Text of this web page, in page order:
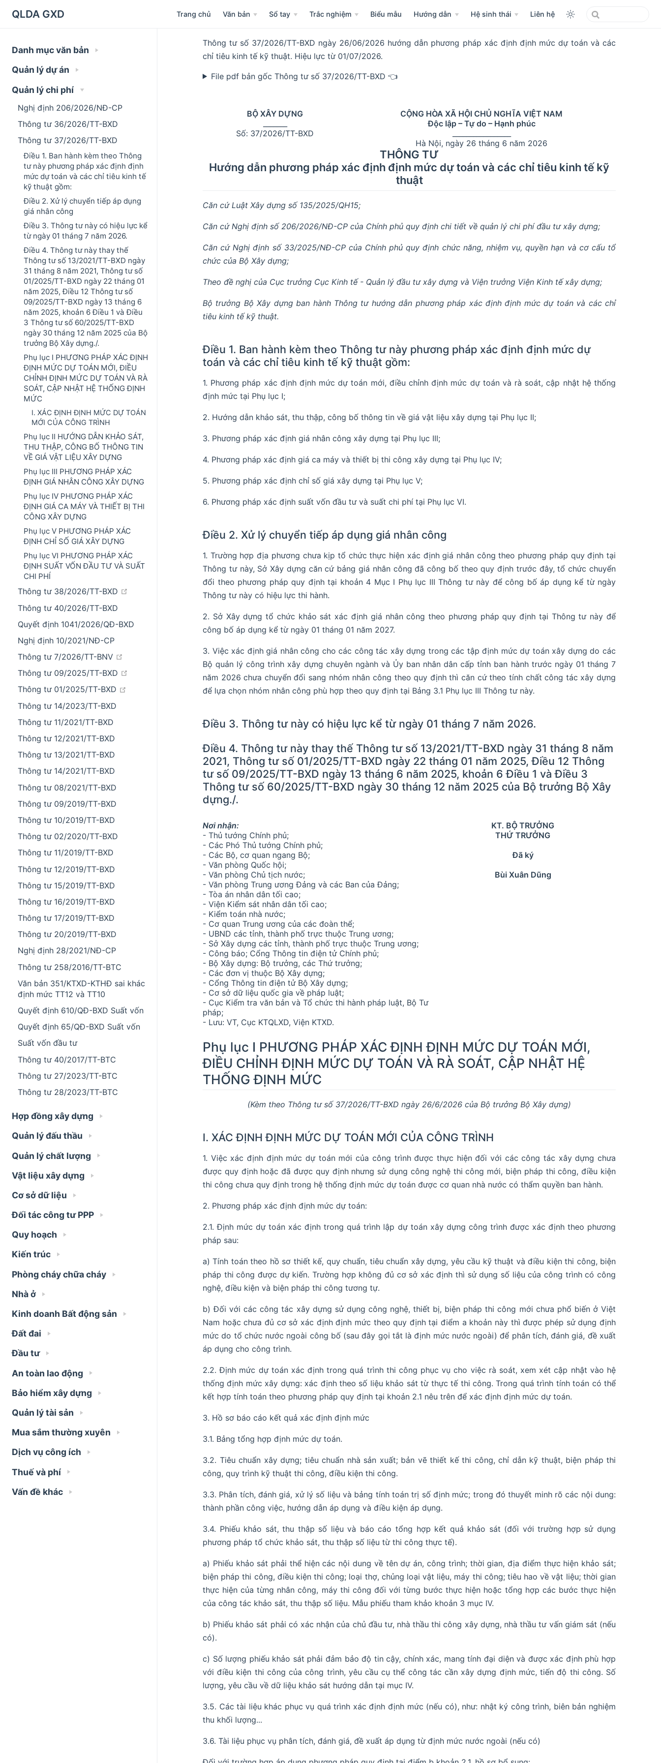
QLDA GXD Trang chủ Văn bản Sổ tay Trắc nghiệm Biểu mẫu Hướng dẫn Hệ sinh thái Liên hệ
Danh mục văn bản
Quản lý dự án
Quản lý chi phí
Nghị định 206/2026/NĐ-CP
Thông tư 36/2026/TT-BXD
Thông tư 37/2026/TT-BXD
Điều 1. Ban hành kèm theo Thông
tư này phương pháp xác định định
mức dự toán và các chỉ tiêu kinh tế
kỹ thuật gồm:
Điều 2. Xử lý chuyển tiếp áp dụng
giá nhân công
Điều 3. Thông tư này có hiệu lực kể
từ ngày 01 tháng 7 năm 2026.
Điều 4. Thông tư này thay thế
Thông tư số 13/2021/TT-BXD ngày
31 tháng 8 năm 2021, Thông tư số
01/2025/TT-BXD ngày 22 tháng 01
năm 2025, Điều 12 Thông tư số
09/2025/TT-BXD ngày 13 tháng 6
năm 2025, khoản 6 Điều 1 và Điều
3 Thông tư số 60/2025/TT-BXD
ngày 30 tháng 12 năm 2025 của Bộ
trưởng Bộ Xây dựng./.
Phụ lục I PHƯƠNG PHÁP XÁC ĐỊNH
ĐỊNH MỨC DỰ TOÁN MỚI, ĐIỀU
CHỈNH ĐỊNH MỨC DỰ TOÁN VÀ RÀ
SOÁT, CẬP NHẬT HỆ THỐNG ĐỊNH
MỨC
I. XÁC ĐỊNH ĐỊNH MỨC DỰ TOÁN
MỚI CỦA CÔNG TRÌNH
Phụ lục II HƯỚNG DẪN KHẢO SÁT,
THU THẬP, CÔNG BỐ THÔNG TIN
VỀ GIÁ VẬT LIỆU XÂY DỰNG
Phụ lục III PHƯƠNG PHÁP XÁC
ĐỊNH GIÁ NHÂN CÔNG XÂY DỰNG
Phụ lục IV PHƯƠNG PHÁP XÁC
ĐỊNH GIÁ CA MÁY VÀ THIẾT BỊ THI
CÔNG XÂY DỰNG
Phụ lục V PHƯƠNG PHÁP XÁC
ĐỊNH CHỈ SỐ GIÁ XÂY DỰNG
Phụ lục VI PHƯƠNG PHÁP XÁC
ĐỊNH SUẤT VỐN ĐẦU TƯ VÀ SUẤT
CHI PHÍ
Thông tư 38/2026/TT-BXD
open in new window
Thông tư 40/2026/TT-BXD
Quyết định 1041/2026/QĐ-BXD
Nghị định 10/2021/NĐ-CP
Thông tư 7/2026/TT-BNV
Thông tư 09/2025/TT-BXD
Thông tư 01/2025/TT-BXD
Thông tư 14/2023/TT-BXD
Thông tư 11/2021/TT-BXD
Thông tư 12/2021/TT-BXD
Thông tư 13/2021/TT-BXD
Thông tư 14/2021/TT-BXD
Thông tư 08/2021/TT-BXD
Thông tư 09/2019/TT-BXD
Thông tư 10/2019/TT-BXD
Thông tư 02/2020/TT-BXD
Thông tư 11/2019/TT-BXD
Thông tư 12/2019/TT-BXD
Thông tư 15/2019/TT-BXD
Thông tư 16/2019/TT-BXD
Thông tư 17/2019/TT-BXD
Thông tư 20/2019/TT-BXD
Nghị định 28/2021/NĐ-CP
Thông tư 258/2016/TT-BTC
Văn bản 351/KTXD-KTHĐ sai khác
định mức TT12 và TT10
Quyết định 610/QĐ-BXD Suất vốn
Quyết định 65/QĐ-BXD Suất vốn
Suất vốn đầu tư
Thông tư 40/2017/TT-BTC
Thông tư 27/2023/TT-BTC
Thông tư 28/2023/TT-BTC
Hợp đồng xây dựng
Quản lý đấu thầu
Quản lý chất lượng
Vật liệu xây dựng
Cơ sở dữ liệu
Đối tác công tư PPP
Quy hoạch
Kiến trúc
Phòng cháy chữa cháy
Nhà ở
Kinh doanh Bất động sản
Đất đai
Đầu tư
An toàn lao động
Bảo hiểm xây dựng
Quản lý tài sản
Mua sắm thường xuyên
Dịch vụ công ích
Thuế và phí
Vấn đề khác
Thông tư số 37/2026/TT-BXD ngày 26/06/2026 hướng dẫn phương pháp xác định định mức dự toán và các
chỉ tiêu kinh tế kỹ thuật. Hiệu lực từ 01/07/2026.
File pdf bản gốc Thông tư số 37/2026/TT-BXD 👈
BỘ XÂY DỰNG
Số: 37/2026/TT-BXD
CỘNG HÒA XÃ HỘI CHỦ NGHĨA VIỆT NAM
Độc lập – Tự do – Hạnh phúc
Hà Nội, ngày 26 tháng 6 năm 2026
THÔNG TƯ
Hướng dẫn phương pháp xác định định mức dự toán và các chỉ tiêu kinh tế kỹ
thuật
Căn cứ Luật Xây dựng số 135/2025/QH15;
Căn cứ Nghị định số 206/2026/NĐ-CP của Chính phủ quy định chi tiết về quản lý chi phí đầu tư xây dựng;
Căn cứ Nghị định số 33/2025/NĐ-CP của Chính phủ quy định chức năng, nhiệm vụ, quyền hạn và cơ cấu tổ
chức của Bộ Xây dựng;
Theo đề nghị của Cục trưởng Cục Kinh tế - Quản lý đầu tư xây dựng và Viện trưởng Viện Kinh tế xây dựng;
Bộ trưởng Bộ Xây dựng ban hành Thông tư hướng dẫn phương pháp xác định định mức dự toán và các chỉ
tiêu kinh tế kỹ thuật.
Điều 1. Ban hành kèm theo Thông tư này phương pháp xác định định mức dự
toán và các chỉ tiêu kinh tế kỹ thuật gồm:
1. Phương pháp xác định định mức dự toán mới, điều chỉnh định mức dự toán và rà soát, cập nhật hệ thống
định mức tại Phụ lục I;
2. Hướng dẫn khảo sát, thu thập, công bố thông tin về giá vật liệu xây dựng tại Phụ lục II;
3. Phương pháp xác định giá nhân công xây dựng tại Phụ lục III;
4. Phương pháp xác định giá ca máy và thiết bị thi công xây dựng tại Phụ lục IV;
5. Phương pháp xác định chỉ số giá xây dựng tại Phụ lục V;
6. Phương pháp xác định suất vốn đầu tư và suất chi phí tại Phụ lục VI.
Điều 2. Xử lý chuyển tiếp áp dụng giá nhân công
1. Trường hợp địa phương chưa kịp tổ chức thực hiện xác định giá nhân công theo phương pháp quy định tại
Thông tư này, Sở Xây dựng căn cứ bảng giá nhân công đã công bố theo quy định trước đây, tổ chức chuyển
đổi theo phương pháp quy định tại khoản 4 Mục I Phụ lục III Thông tư này để công bố áp dụng kể từ ngày
Thông tư này có hiệu lực thi hành.
2. Sở Xây dựng tổ chức khảo sát xác định giá nhân công theo phương pháp quy định tại Thông tư này để
công bố áp dụng kể từ ngày 01 tháng 01 năm 2027.
3. Việc xác định giá nhân công cho các công tác xây dựng trong các tập định mức dự toán xây dựng do các
Bộ quản lý công trình xây dựng chuyên ngành và Ủy ban nhân dân cấp tỉnh ban hành trước ngày 01 tháng 7
năm 2026 chưa chuyển đổi sang nhóm nhân công theo quy định thì căn cứ theo tính chất công tác xây dựng
để lựa chọn nhóm nhân công phù hợp theo quy định tại Bảng 3.1 Phụ lục III Thông tư này.
Điều 3. Thông tư này có hiệu lực kể từ ngày 01 tháng 7 năm 2026.
Điều 4. Thông tư này thay thế Thông tư số 13/2021/TT-BXD ngày 31 tháng 8 năm
2021, Thông tư số 01/2025/TT-BXD ngày 22 tháng 01 năm 2025, Điều 12 Thông
tư số 09/2025/TT-BXD ngày 13 tháng 6 năm 2025, khoản 6 Điều 1 và Điều 3
Thông tư số 60/2025/TT-BXD ngày 30 tháng 12 năm 2025 của Bộ trưởng Bộ Xây
dựng./.
Nơi nhận:
- Thủ tướng Chính phủ;
- Các Phó Thủ tướng Chính phủ;
- Các Bộ, cơ quan ngang Bộ;
- Văn phòng Quốc hội;
- Văn phòng Chủ tịch nước;
- Văn phòng Trung ương Đảng và các Ban của Đảng;
- Tòa án nhân dân tối cao;
- Viện Kiểm sát nhân dân tối cao;
- Kiểm toán nhà nước;
- Cơ quan Trung ương của các đoàn thể;
- UBND các tỉnh, thành phố trực thuộc Trung ương;
- Sở Xây dựng các tỉnh, thành phố trực thuộc Trung ương;
- Công báo; Cổng Thông tin điện tử Chính phủ;
- Bộ Xây dựng: Bộ trưởng, các Thứ trưởng;
- Các đơn vị thuộc Bộ Xây dựng;
- Cổng Thông tin điện tử Bộ Xây dựng;
- Cơ sở dữ liệu quốc gia về pháp luật;
- Cục Kiểm tra văn bản và Tổ chức thi hành pháp luật, Bộ Tư
pháp;
- Lưu: VT, Cục KTQLXD, Viện KTXD.
KT. BỘ TRƯỞNG
THỨ TRƯỞNG
Đã ký
Bùi Xuân Dũng
Phụ lục I PHƯƠNG PHÁP XÁC ĐỊNH ĐỊNH MỨC DỰ TOÁN MỚI,
ĐIỀU CHỈNH ĐỊNH MỨC DỰ TOÁN VÀ RÀ SOÁT, CẬP NHẬT HỆ
THỐNG ĐỊNH MỨC
(Kèm theo Thông tư số 37/2026/TT-BXD ngày 26/6/2026 của Bộ trưởng Bộ Xây dựng)
I. XÁC ĐỊNH ĐỊNH MỨC DỰ TOÁN MỚI CỦA CÔNG TRÌNH
1. Việc xác định định mức dự toán mới của công trình được thực hiện đối với các công tác xây dựng chưa
được quy định hoặc đã được quy định nhưng sử dụng công nghệ thi công mới, biện pháp thi công, điều kiện
thi công chưa quy định trong hệ thống định mức dự toán được cơ quan nhà nước có thẩm quyền ban hành.
2. Phương pháp xác định định mức dự toán:
2.1. Định mức dự toán xác định trong quá trình lập dự toán xây dựng công trình được xác định theo phương
pháp sau:
a) Tính toán theo hồ sơ thiết kế, quy chuẩn, tiêu chuẩn xây dựng, yêu cầu kỹ thuật và điều kiện thi công, biện
pháp thi công được dự kiến. Trường hợp không đủ cơ sở xác định thì sử dụng số liệu của công trình có công
nghệ, điều kiện và biện pháp thi công tương tự.
b) Đối với các công tác xây dựng sử dụng công nghệ, thiết bị, biện pháp thi công mới chưa phổ biến ở Việt
Nam hoặc chưa đủ cơ sở xác định định mức theo quy định tại điểm a khoản này thì được phép sử dụng định
mức do tổ chức nước ngoài công bố (sau đây gọi tắt là định mức nước ngoài) để phân tích, đánh giá, đề xuất
áp dụng cho công trình.
2.2. Định mức dự toán xác định trong quá trình thi công phục vụ cho việc rà soát, xem xét cập nhật vào hệ
thống định mức xây dựng: xác định theo số liệu khảo sát từ thực tế thi công. Trong quá trình tính toán có thể
kết hợp tính toán theo phương pháp quy định tại khoản 2.1 nêu trên để xác định định mức dự toán.
3. Hồ sơ báo cáo kết quả xác định định mức
3.1. Bảng tổng hợp định mức dự toán.
3.2. Tiêu chuẩn xây dựng; tiêu chuẩn nhà sản xuất; bản vẽ thiết kế thi công, chỉ dẫn kỹ thuật, biện pháp thi
công, quy trình kỹ thuật thi công, điều kiện thi công.
3.3. Phân tích, đánh giá, xử lý số liệu và bảng tính toán trị số định mức; trong đó thuyết minh rõ các nội dung:
thành phần công việc, hướng dẫn áp dụng và điều kiện áp dụng.
3.4. Phiếu khảo sát, thu thập số liệu và báo cáo tổng hợp kết quả khảo sát (đối với trường hợp sử dụng
phương pháp tổ chức khảo sát, thu thập số liệu từ thi công thực tế).
a) Phiếu khảo sát phải thể hiện các nội dung về tên dự án, công trình; thời gian, địa điểm thực hiện khảo sát;
biện pháp thi công, điều kiện thi công; loại thợ, chủng loại vật liệu, máy thi công; tiêu hao về vật liệu; thời gian
thực hiện của từng nhân công, máy thi công đối với từng bước thực hiện hoặc tổng hợp các bước thực hiện
của công tác khảo sát, thu thập số liệu. Mẫu phiếu tham khảo khoản 3 mục IV.
b) Phiếu khảo sát phải có xác nhận của chủ đầu tư, nhà thầu thi công xây dựng, nhà thầu tư vấn giám sát (nếu
có).
c) Số lượng phiếu khảo sát phải đảm bảo độ tin cậy, chính xác, mang tính đại diện và được xác định phù hợp
với điều kiện thi công của công trình, yêu cầu cụ thể công tác cần xây dựng định mức, tiến độ thi công. Số
lượng, yêu cầu về dữ liệu khảo sát hướng dẫn tại mục IV.
3.5. Các tài liệu khác phục vụ quá trình xác định định mức (nếu có), như: nhật ký công trình, biên bản nghiệm
thu khối lượng...
3.6. Tài liệu phục vụ phân tích, đánh giá, đề xuất áp dụng từ định mức nước ngoài (nếu có)